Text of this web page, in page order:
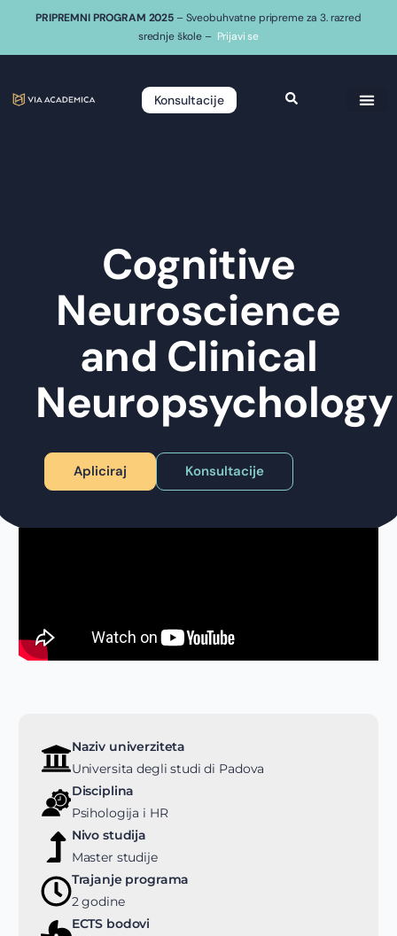
PRIPREMNI PROGRAM 2025 – Sveobuhvatne pripreme za 3. razred
srednje škole – Prijavi se
Konsultacije
Cognitive
Neuroscience
and Clinical
Neuropsychology
Apliciraj Konsultacije
Naziv univerziteta
Universita degli studi di Padova
Disciplina
Psihologija i HR
Nivo studija
Master studije
Trajanje programa
2 godine
ECTS bodovi